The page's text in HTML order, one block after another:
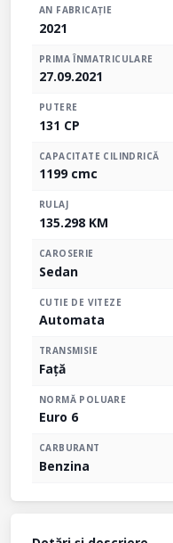
AN FABRICAȚIE
2021
PRIMA ÎNMATRICULARE
27.09.2021
PUTERE
131 CP
CAPACITATE CILINDRICĂ
1199 cmc
RULAJ
135.298 KM
CAROSERIE
Sedan
CUTIE DE VITEZE
Automata
TRANSMISIE
Față
NORMĂ POLUARE
Euro 6
CARBURANT
Benzina